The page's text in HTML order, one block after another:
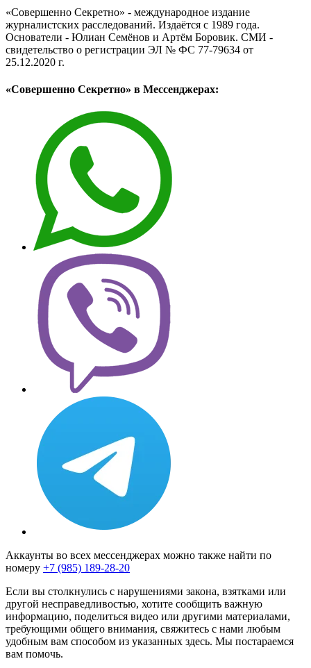
«Совершенно Секретно» - международное издание
журналистских расследований. Издаётся с 1989 года.
Основатели - Юлиан Семёнов и Артём Боровик. CМИ -
свидетельство о регистрации ЭЛ № ФС 77-79634 от
25.12.2020 г.
«Совершенно Секретно» в Мессенджерах:
Аккаунты во всех мессенджерах можно также найти по
номеру +7 (985) 189-28-20
Если вы столкнулись с нарушениями закона, взятками или
другой несправедливостью, хотите сообщить важную
информацию, поделиться видео или другими материалами,
требующими общего внимания, свяжитесь с нами любым
удобным вам способом из указанных здесь. Мы постараемся
вам помочь.